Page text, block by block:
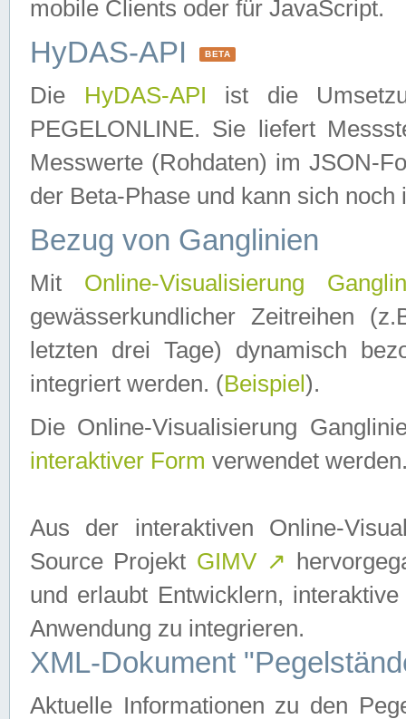
mobile Clients oder für JavaScript.
HyDAS-API BETA
Die HyDAS-API ist die
PEGELONLINE. Sie liefert
Messwerte (Rohdaten) im JSON-
der Beta-Phase und kann sich noch
Bezug von Ganglinien
Mit Online-Visualisierung
gewässerkundlicher Zeitreihen
letzten drei Tage) dynamisch
integriert werden. (Beispiel ).
Die Online-Visualisierung
interaktiver Form verwendet
Aus der interaktiven Online-
Source Projekt GIMV ↗
und erlaubt Entwicklern,
Anwendung zu integrieren.
XML-Dokument
Aktuelle Informationen zu den